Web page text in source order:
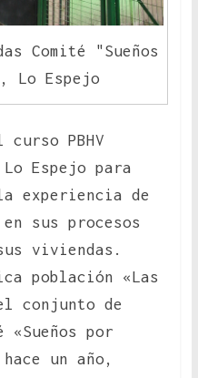
Comité "Sueños
Lo Espejo
PBHV
Espejo para
experiencia de
sus procesos
viviendas.
población «Las
conjunto de
por
un año,